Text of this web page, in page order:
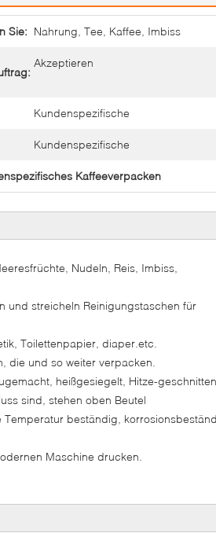
Sie: Nahrung, Tee, Kaffee, Imbiss
Akzeptieren
Kundenspezifische
Kundenspezifische
Kaffeeverpacken
Nudeln, Reis, Imbiss,
und streicheln Reinigungstaschen für
Toilettenpapier, diaper.etc.
die und so weiter verpacken.
heißgesiegelt, Hitze-
sind, stehen oben Beutel
beständig,
Maschine drucken.